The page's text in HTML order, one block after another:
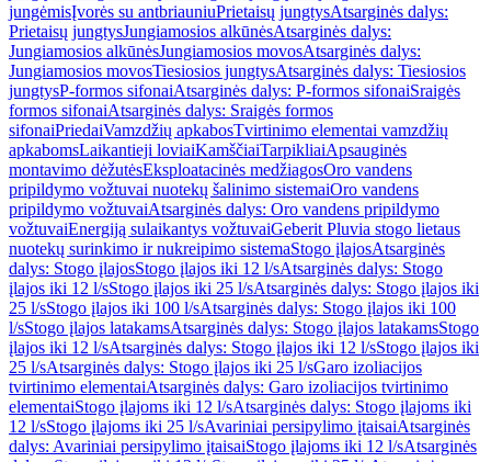
jungėmisĮvorės su antbriauniuPrietaisų jungtysAtsarginės dalys:
Prietaisų jungtysJungiamosios alkūnėsAtsarginės dalys:
Jungiamosios alkūnėsJungiamosios movosAtsarginės dalys:
Jungiamosios movosTiesiosios jungtysAtsarginės dalys: Tiesiosios
jungtysP-formos sifonaiAtsarginės dalys: P-formos sifonaiSraigės
formos sifonaiAtsarginės dalys: Sraigės formos
sifonaiPriedaiVamzdžių apkabosTvirtinimo elementai vamzdžių
apkabomsLaikantieji loviaiKamščiaiTarpikliaiApsauginės
montavimo dėžutėsEksploatacinės medžiagosOro vandens
pripildymo vožtuvai nuotekų šalinimo sistemaiOro vandens
pripildymo vožtuvaiAtsarginės dalys: Oro vandens pripildymo
vožtuvaiEnergiją sulaikantys vožtuvaiGeberit Pluvia stogo lietaus
nuotekų surinkimo ir nukreipimo sistemaStogo įlajosAtsarginės
dalys: Stogo įlajosStogo įlajos iki 12 l/sAtsarginės dalys: Stogo
įlajos iki 12 l/sStogo įlajos iki 25 l/sAtsarginės dalys: Stogo įlajos iki
25 l/sStogo įlajos iki 100 l/sAtsarginės dalys: Stogo įlajos iki 100
l/sStogo įlajos latakamsAtsarginės dalys: Stogo įlajos latakamsStogo
įlajos iki 12 l/sAtsarginės dalys: Stogo įlajos iki 12 l/sStogo įlajos iki
25 l/sAtsarginės dalys: Stogo įlajos iki 25 l/sGaro izoliacijos
tvirtinimo elementaiAtsarginės dalys: Garo izoliacijos tvirtinimo
elementaiStogo įlajoms iki 12 l/sAtsarginės dalys: Stogo įlajoms iki
12 l/sStogo įlajoms iki 25 l/sAvariniai persipylimo įtaisaiAtsarginės
dalys: Avariniai persipylimo įtaisaiStogo įlajoms iki 12 l/sAtsarginės